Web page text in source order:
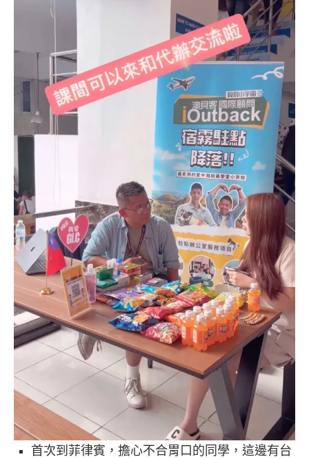
首次到菲律賓，擔心不合胃口的同學，這邊有台